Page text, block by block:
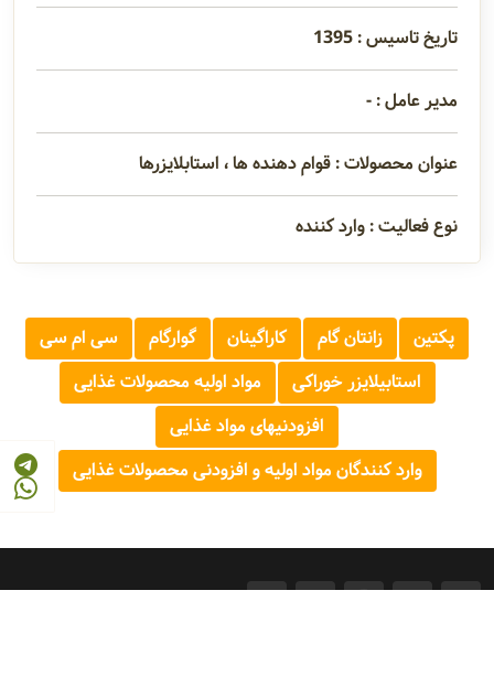
گالری
سابقه
شرکت
تاریخ تاسیس : 1395
مدیر عامل : -
عنوان محصولات : قوام دهنده ها ، استابلایزرها
نوع فعالیت : وارد کننده
پکتین زانتان گام کاراگینان گوارگام
سی ام سی
استابیلایزر خوراکی
مواد اولیه محصولات غذایی
افزودنیهای مواد غذایی
وارد کنندگان مواد اولیه و افزودنی محصولات غذایی